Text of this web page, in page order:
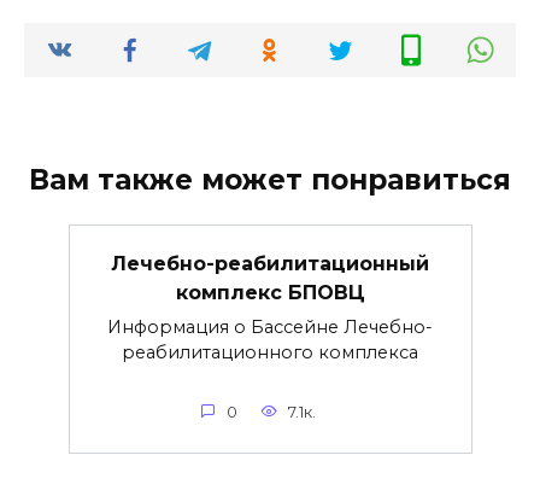
Вам также может понравиться
Лечебно-реабилитационный
комплекс БПОВЦ
Информация о Бассейне Лечебно-
реабилитационного комплекса
0 7.1к.